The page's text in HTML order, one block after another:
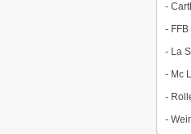
-
- FFB
- La
- Mc
-
-